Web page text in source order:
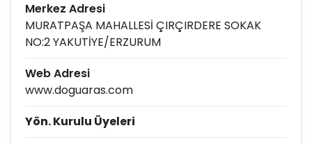
Merkez Adresi
MURATPAŞA MAHALLESİ ÇIRÇIRDERE SOKAK
NO:2 YAKUTİYE/ERZURUM
Web Adresi
www.doguaras.com
Yön. Kurulu Üyeleri